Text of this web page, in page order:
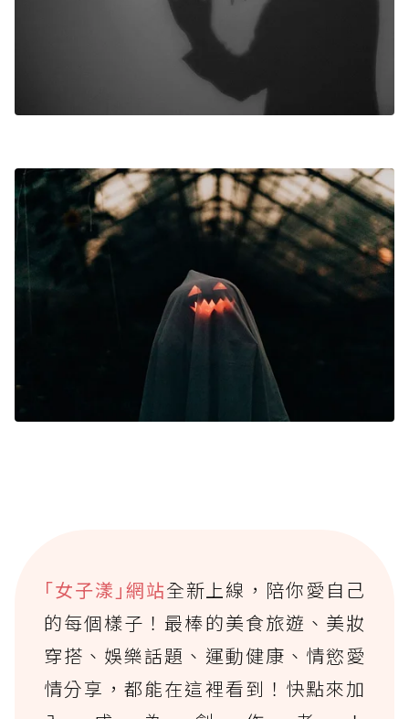
｢女子漾｣網站全新上線，陪你愛自己
的每個樣子！最棒的美食旅遊、美妝
穿搭、娛樂話題、運動健康、情慾愛
情分享，都能在這裡看到！快點來加